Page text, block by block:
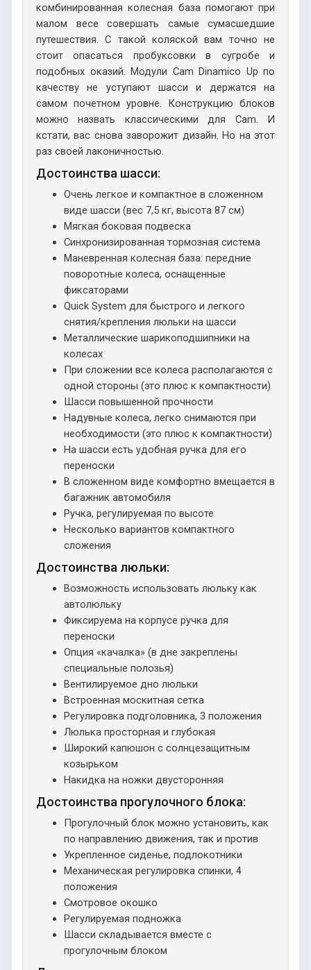
комбинированная колесная база помогают при
малом весе совершать самые сумасшедшие
путешествия. С такой коляской вам точно не
стоит опасаться пробуксовки в сугробе и
подобных оказий. Модули Cam Dinamico Up по
качеству не уступают шасси и держатся на
самом почетном уровне. Конструкцию блоков
можно назвать классическими для Cam. И
кстати, вас снова заворожит дизайн. Но на этот
раз своей лаконичностью.
Достоинства шасси:
Очень легкое и компактное в сложенном
виде шасси (вес 7,5 кг, высота 87 см)
Мягкая боковая подвеска
Синхронизированная тормозная система
Маневренная колесная база: передние
поворотные колеса, оснащенные
фиксаторами
Quick System для быстрого и легкого
снятия/крепления люльки на шасси
Металлические шарикоподшипники на
колесах
При сложении все колеса располагаются с
одной стороны (это плюс к компактности)
Шасси повышенной прочности
Надувные колеса, легко снимаются при
необходимости (это плюс к компактности)
На шасси есть удобная ручка для его
переноски
В сложенном виде комфортно вмещается в
багажник автомобиля
Ручка, регулируемая по высоте
Несколько вариантов компактного
сложения
Достоинства люльки:
Возможность использовать люльку как
автолюльку
Фиксируема на корпусе ручка для
переноски
Опция «качалка» (в дне закреплены
специальные полозья)
Вентилируемое дно люльки
Встроенная москитная сетка
Регулировка подголовника, 3 положения
Люлька просторная и глубокая
Широкий капюшон с солнцезащитным
козырьком
Накидка на ножки двусторонняя
Достоинства прогулочного блока:
Прогулочный блок можно установить, как
по направлению движения, так и против
Укрепленное сиденье, подлокотники
Механическая регулировка спинки, 4
положения
Смотровое окошко
Регулируемая подножка
Шасси складывается вместе с
прогулочным блоком